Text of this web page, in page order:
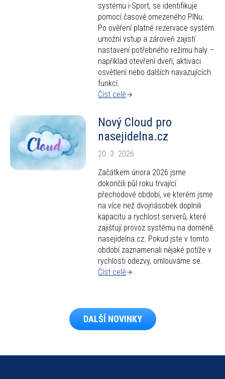
systému i-Sport, se identifikuje
pomocí časově omezeného PINu.
Po ověření platné rezervace systém
umožní vstup a zároveň zajistí
nastavení potřebného režimu haly –
například otevření dveří, aktivaci
osvětlení nebo dalších navazujících
funkcí.
Číst celé
Nový Cloud pro
nasejidelna.cz
20. 3. 2026
Začátkem února 2026 jsme
dokončili půl roku trvající
přechodové období, ve kterém jsme
na více než dvojnásobek doplnili
kapacitu a rychlost serverů, které
zajišťují provoz systému na doméně
nasejidelna.cz. Pokud jste v tomto
období zaznamenali nějaké potíže v
rychlosti odezvy, omlouváme se.
Číst celé
DALŠÍ NOVINKY